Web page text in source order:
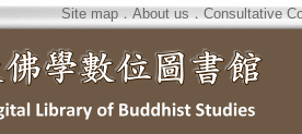
Site map．About us ． Consultative